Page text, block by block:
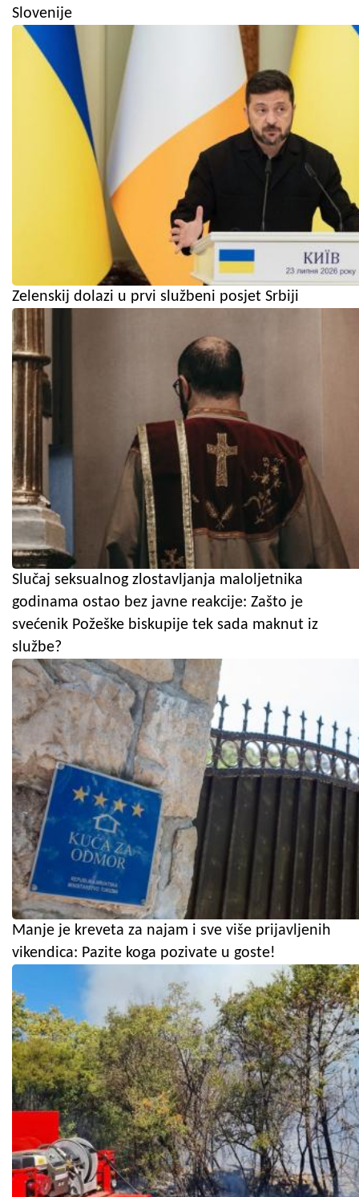
Slovenije
Zelenskij dolazi u prvi službeni posjet Srbiji
Slučaj seksualnog zlostavljanja maloljetnika
godinama ostao bez javne reakcije: Zašto je
svećenik Požeške biskupije tek sada maknut iz
službe?
Manje je kreveta za najam i sve više prijavljenih
vikendica: Pazite koga pozivate u goste!